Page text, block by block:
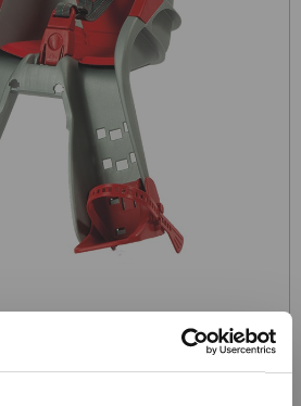
sedačka na bicykel predná